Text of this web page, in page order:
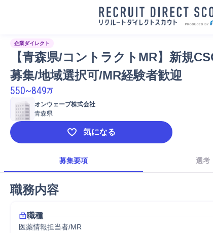
企業ダイレクト
【青森県/コントラクトMR】新規
募集/地域選択可/MR経験者歓迎
550~849万
オンウェーブ株式会社
青森県
気になる
募集要項 選考
職務内容
職種
医薬情報担当者/MR